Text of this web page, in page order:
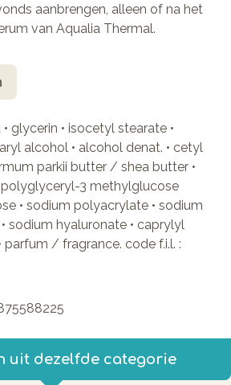
aanbrengen, alleen of na het
van Aqualia Thermal.
glycerin • isocetyl stearate •
alcohol • alcohol denat. • cetyl
parkii butter / shea butter •
3 methylglucose
• sodium polyacrylate • sodium
sodium hyaluronate • caprylyl
parfum / fragrance. code f.i.l. :
uit dezelfde categorie